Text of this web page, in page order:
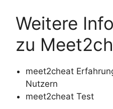
Weitere
zu
meet2cheat
Nutzern
meet2cheat Test